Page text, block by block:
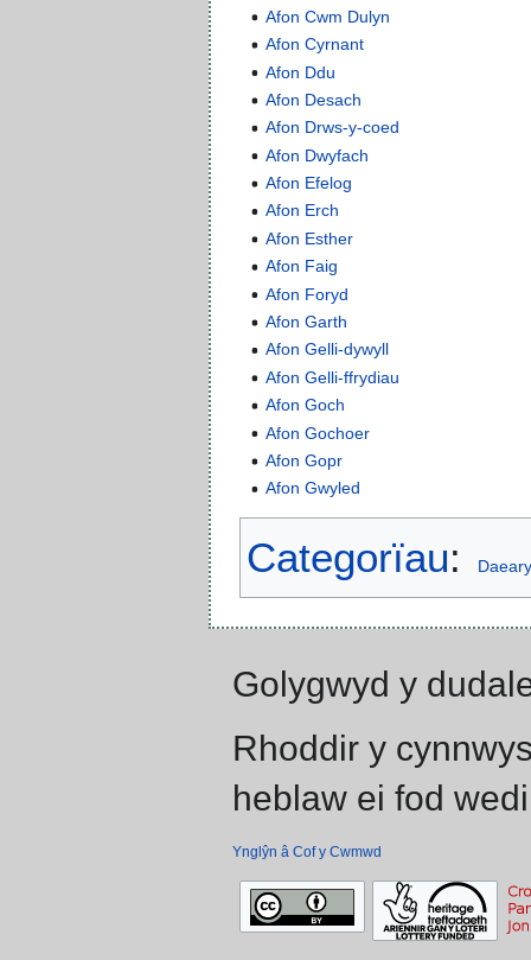
Afon Cwm Dulyn
Afon Cyrnant
Afon Ddu
Afon Desach
Afon Drws-y-coed
Afon Dwyfach
Afon Efelog
Afon Erch
Afon Esther
Afon Faig
Afon Foryd
Afon Garth
Afon Gelli-dywyll
Afon Gelli-ffrydiau
Afon Goch
Afon Gochoer
Afon Gopr
Afon Gwyled
Categorïau:
Golygwyd y
Rhoddir y
heblaw ei fod
Ynglŷn â Cof y Cwmwd